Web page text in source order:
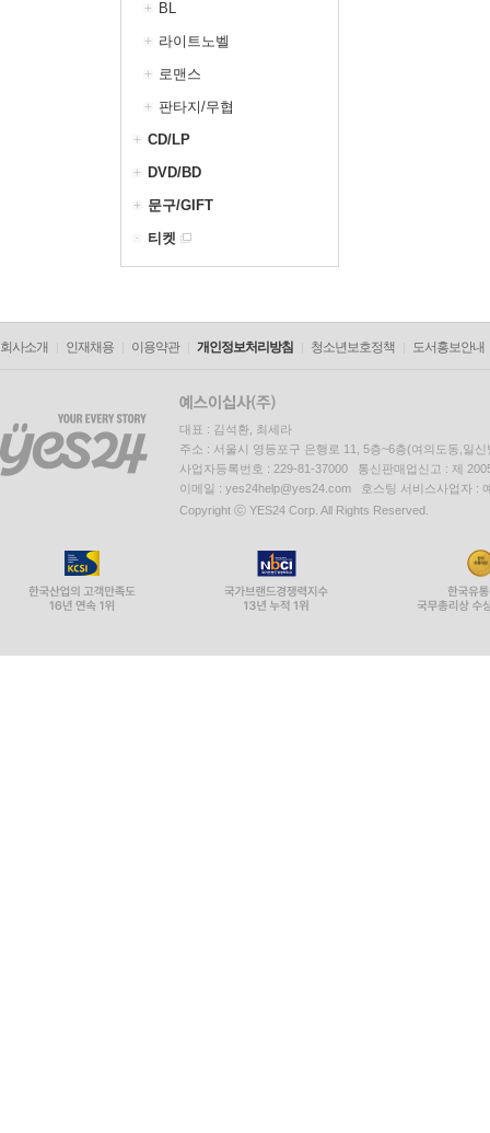
BL
라이트노벨
로맨스
판타지/무협
CD/LP
DVD/BD
문구/GIFT
티켓
회사소개 인재채용 이용약관 개인정보처리방침 청소년보호정책 도서홍보안내
대표 : 김석환, 최세라
주소 : 서울시 영등포구 은행로 11, 5층~6층(여의도동,일신
사업자등록번호 : 229-81-37000 통신판매업신고 : 제
이메일 : yes24help@yes24.com 호스팅 서비스사업자 :
Copyright ⓒ YES24 Corp. All Rights Reserved.